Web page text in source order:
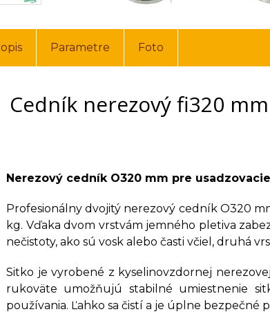
Parametre Foto
Cedník nerezový fi320
Nerezový cedník O320 mm pre
Profesionálny dvojitý nerezový cedník O320
kg. Vďaka dvom vrstvám jemného pletiva
nečistoty, ako sú vosk alebo časti včiel, druhá
Sitko je vyrobené z kyselinovzdornej
rukoväte umožňujú stabilné umiestnenie
používania. Ľahko sa čistí a je úplne bezpečné